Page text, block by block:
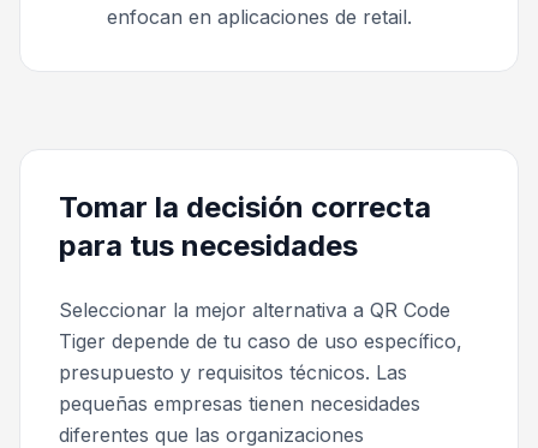
enfocan en aplicaciones de retail.
Tomar la decisión correcta
para tus necesidades
Seleccionar la mejor alternativa a QR Code
Tiger depende de tu caso de uso específico,
presupuesto y requisitos técnicos. Las
pequeñas empresas tienen necesidades
diferentes que las organizaciones